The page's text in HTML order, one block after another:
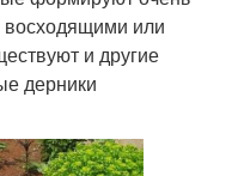
восходящими или
и другие
дерники